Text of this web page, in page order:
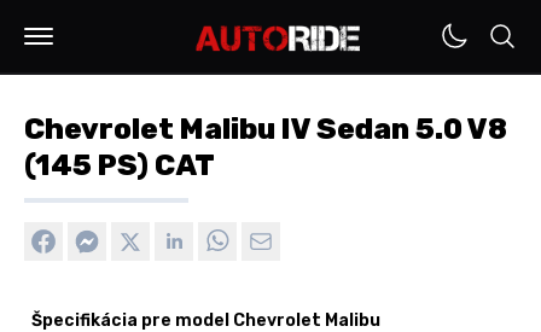
Chevrolet Malibu IV Sedan 5.0 V8
(145 PS) CAT
Špecifikácia pre model Chevrolet Malibu